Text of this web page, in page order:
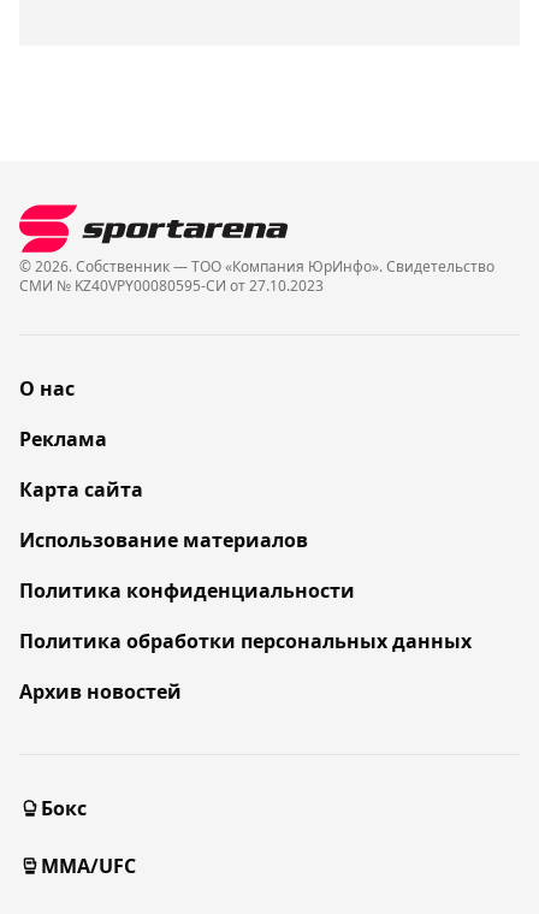
© 2026. Собственник — ТОО «Компания ЮрИнфо». Cвидетельство
СМИ № KZ40VPY00080595-СИ от 27.10.2023
О нас
Реклама
Карта сайта
Использование материалов
Политика конфиденциальности
Политика обработки персональных данных
Архив новостей
Бокс
MMA/UFC